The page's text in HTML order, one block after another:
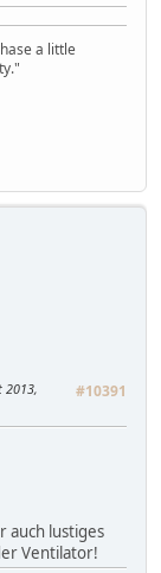
a little
#10391
2013,
auch lustiges
Ventilator!